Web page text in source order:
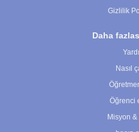
Gizlilik
Daha
Nasıl
Öğrenci
Misyon